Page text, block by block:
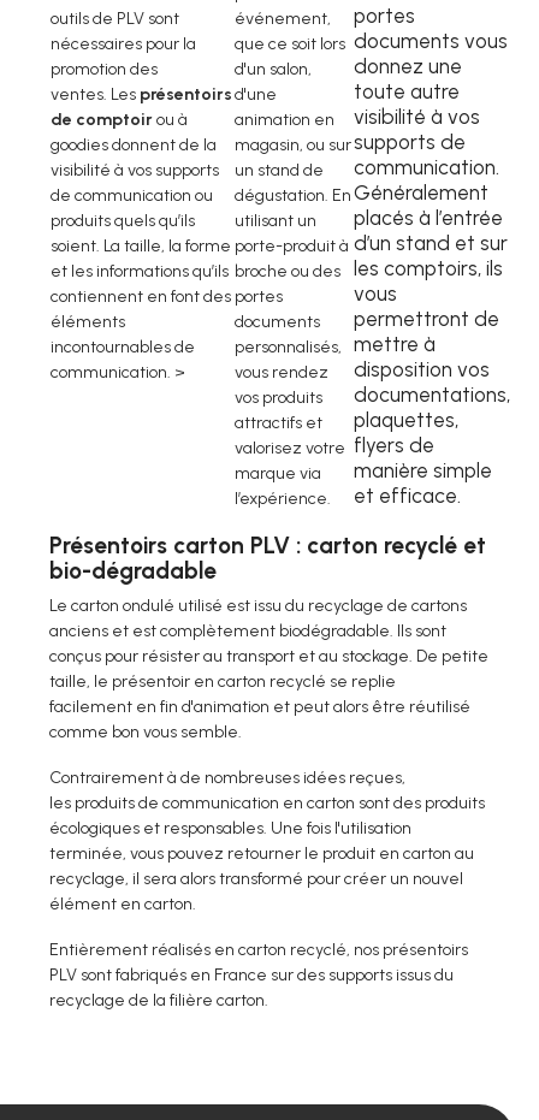
outils de PLV sont
nécessaires pour la
promotion des
ventes. Les présentoirs
de comptoirou à
goodies donnent de la
visibilité à vos supports
de communication ou
produits quels qu’ils
soient. La taille, la forme
et les informations qu’ils
contiennent en font des
éléments
incontournables de
communication. >
événement,
que ce soit lors
d'un salon,
d'une
animation en
magasin, ou sur
un stand de
dégustation. En
utilisant un
porte-produit à
broche ou des
portes
documents
personnalisés,
vous rendez
vos produits
attractifs et
valorisez votre
marque via
l’expérience.
portes
documents vous
donnez une
toute autre
visibilité à vos
supports de
communication.
Généralement
placés à l’entrée
d’un stand et sur
les comptoirs, ils
vous
permettront de
mettre à
disposition vos
documentations,
plaquettes,
flyers de
manière simple
et efficace.
Présentoirs carton PLV : carton recyclé et
bio-dégradable
Le carton ondulé utilisé est issu du recyclage de cartons
anciens et est complètement biodégradable. Ils sont
conçus pour résister au transport et au stockage. De petite
taille, le présentoir en carton recyclé se replie
facilement en fin d'animation et peut alors être réutilisé
comme bon vous semble.
Contrairement à de nombreuses idées reçues,
les produits de communication en carton sont des produits
écologiques et responsables. Une fois l'utilisation
terminée, vous pouvez retourner le produit en carton au
recyclage, il sera alors transformé pour créer un nouvel
élément en carton.
Entièrement réalisés en carton recyclé, nos présentoirs
PLV sont fabriqués en France sur des supports issus du
recyclage de la filière carton.